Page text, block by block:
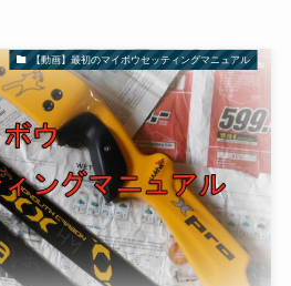
【動画】最初のマイボウセッティングマニュアル